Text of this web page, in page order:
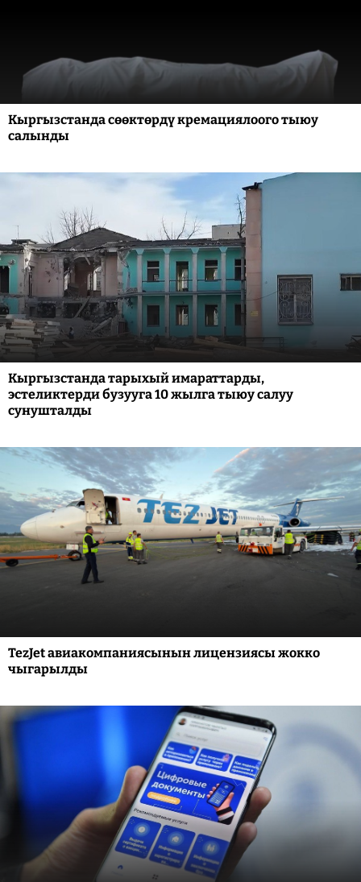
Кыргызстанда сөөктөрдү кремациялоого тыюу
салынды
Кыргызстанда тарыхый имараттарды,
эстеликтерди бузууга 10 жылга тыюу салуу
сунушталды
TezJet авиакомпаниясынын лицензиясы жокко
чыгарылды